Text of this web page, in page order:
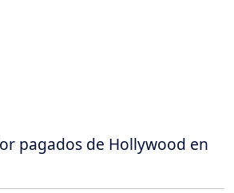
pagados de Hollywood en